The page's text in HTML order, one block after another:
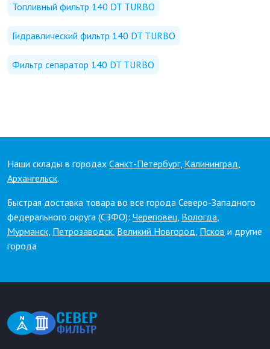
Топливный фильтр 140 DT TURBO
Гидравлический фильтр 140 DT TURBO
Фильтр сепаратор 140 DT TURBO
Наши склады в городах Санкт-Петербург, Калининград,
Архангельск.
Быстрая доставка товара во все города Северо-Западного
федерального округа (СЗФО): Череповец, Вологда,
Мурманск, Петрозаводск, Великий Новгород, Псков и другие
города